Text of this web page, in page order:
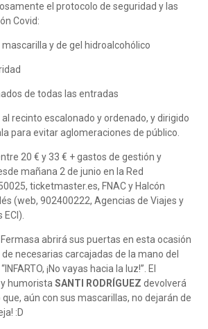
el protocolo de seguridad y las
Covid:
mascarilla y de gel hidroalcohólico
de todas las entradas
al recinto escalonado y ordenado, y dirigido
para evitar aglomeraciones de público.
20 € y 33 € + gastos de gestión y
mañana 2 de junio en la Red
ticketmaster.es, FNAC y Halcón
(web, 902400222, Agencias de Viajes y
abrirá sus puertas en esta ocasión
necesarias carcajadas de la mano del
¡No vayas hacia la luz!”. El
humoristaSANTI RODRÍGUEZ devolverá
que, aún con sus mascarillas, no dejarán de
:D